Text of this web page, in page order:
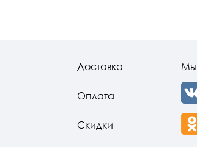
Доставка
Оплата
Скидки
Мы
OK